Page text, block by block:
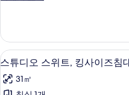
1
개,
코
너
사
이
즈
대
스
튜
디
10
스튜디오 스위트, 킹사이즈침
31㎡